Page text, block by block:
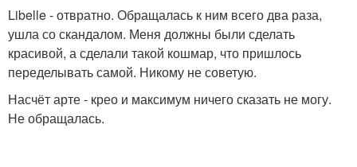
Libelle - отвратно. Обращалась к ним всего два раза,
ушла со скандалом. Меня должны были сделать
красивой, а сделали такой кошмар, что пришлось
переделывать самой. Никому не советую.
Насчёт арте - крео и максимум ничего сказать не могу.
Не обращалась.